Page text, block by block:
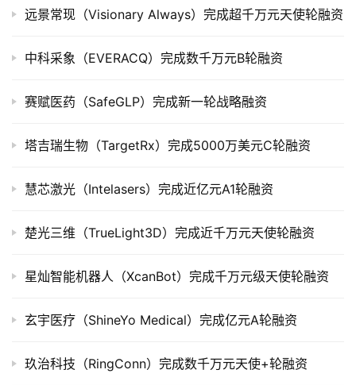
创
数
业
远景常现（Visionary Always）完成超千万元天使轮融资
中科采象（EVERACQ）完成数千万元B轮融资
赛赋医药（SafeGLP）完成新一轮战略融资
塔吉瑞生物（TargetRx）完成5000万美元C轮融资
慧芯激光（Intelasers）完成近亿元A1轮融资
楚光三维（TrueLight3D）完成近千万元天使轮融资
星灿智能机器人（XcanBot）完成千万元级天使轮融资
玄宇医疗（ShineYo Medical）完成亿元A轮融资
玖治科技（RingConn）完成数千万元天使+轮融资